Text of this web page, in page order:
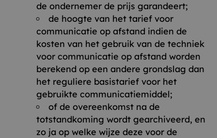
de ondernemer de prijs garandeert;
de hoogte van het tarief voor
communicatie op afstand indien de
kosten van het gebruik van de techniek
voor communicatie op afstand worden
berekend op een andere grondslag dan
het reguliere basistarief voor het
gebruikte communicatiemiddel;
of de overeenkomst na de
totstandkoming wordt gearchiveerd, en
zo ja op welke wijze deze voor de